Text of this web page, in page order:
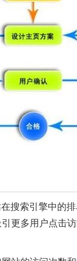
搜索引擎中的
更多用户点击